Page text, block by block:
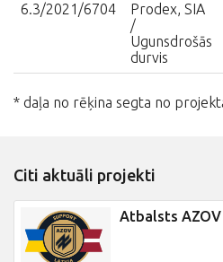
6.3/2021/6704
Prodex, SIA
/
Ugunsdrošās
durvis
* daļa no rēķina segta no
Citi aktuāli projekti
Atbalsts AZOV